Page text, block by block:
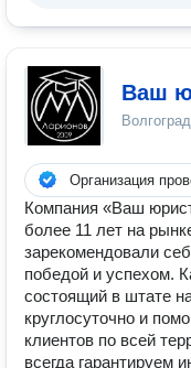
Ваш
Организация
Компания «Ваш
более 11 лет на
зарекомендовали
победой и успехом.
состоящий в штате
круглосуточно и
клиентов по всей
всегда гарантируем